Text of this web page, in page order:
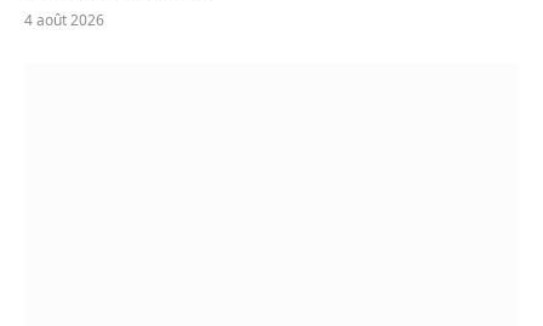
4 août 2026